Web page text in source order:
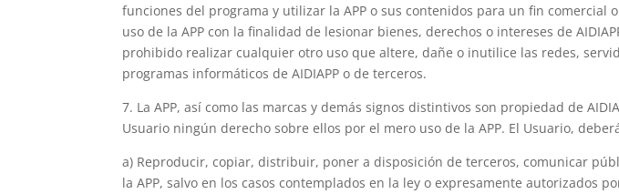
funciones del programa y utilizar la APP o sus contenidos para un fin comercial
uso de la APP con la finalidad de lesionar bienes, derechos o intereses de
prohibido realizar cualquier otro uso que altere, dañe o inutilice las redes,
programas informáticos de AIDIAPP o de terceros.
7. La APP, así como las marcas y demás signos distintivos son propiedad de
Usuario ningún derecho sobre ellos por el mero uso de la APP. El Usuario,
a) Reproducir, copiar, distribuir, poner a disposición de terceros, comunicar
la APP, salvo en los casos contemplados en la ley o expresamente autorizados